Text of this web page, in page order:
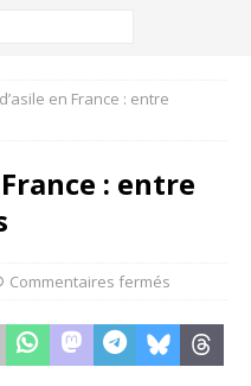
en France : entre
: entre
Commentaires fermés